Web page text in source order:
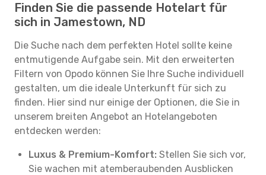
Finden Sie die passende Hotelart für
sich in Jamestown, ND
Die Suche nach dem perfekten Hotel sollte keine
entmutigende Aufgabe sein. Mit den erweiterten
Filtern von Opodo können Sie Ihre Suche individuell
gestalten, um die ideale Unterkunft für sich zu
finden. Hier sind nur einige der Optionen, die Sie in
unserem breiten Angebot an Hotelangeboten
entdecken werden:
Luxus & Premium-Komfort: Stellen Sie sich vor,
Sie wachen mit atemberaubenden Ausblicken